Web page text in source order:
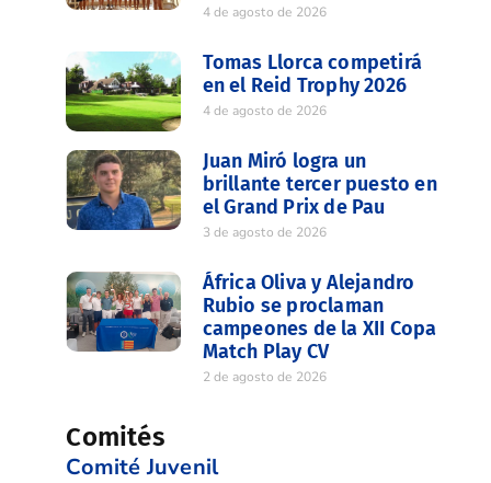
4 de agosto de 2026
Tomas Llorca competirá
en el Reid Trophy 2026
4 de agosto de 2026
Juan Miró logra un
brillante tercer puesto en
el Grand Prix de Pau
3 de agosto de 2026
África Oliva y Alejandro
Rubio se proclaman
campeones de la XII Copa
Match Play CV
2 de agosto de 2026
Comités
Comité Juvenil